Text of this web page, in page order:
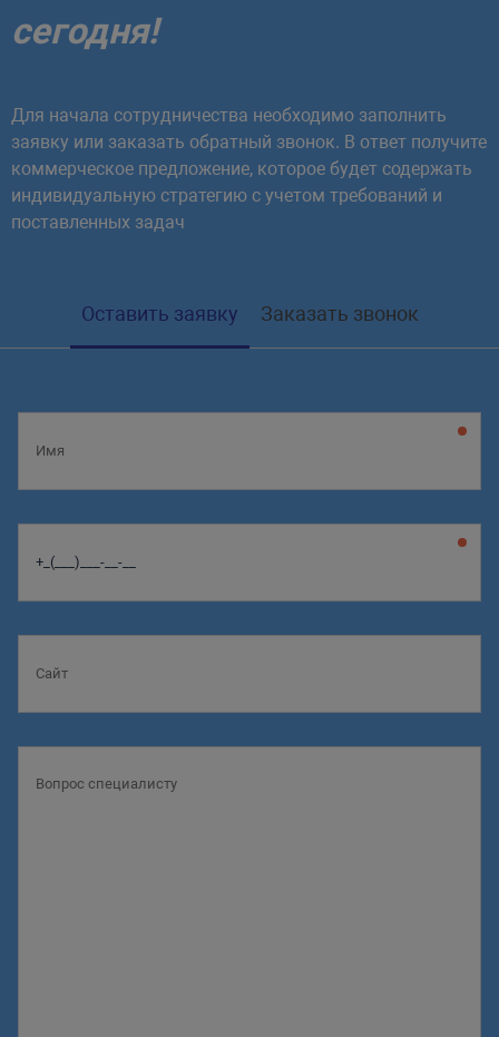
сегодня!
Для начала сотрудничества необходимо заполнить
заявку или заказать обратный звонок. В ответ получите
коммерческое предложение, которое будет содержать
индивидуальную стратегию с учетом требований и
поставленных задач
Оставить заявку Заказать звонок